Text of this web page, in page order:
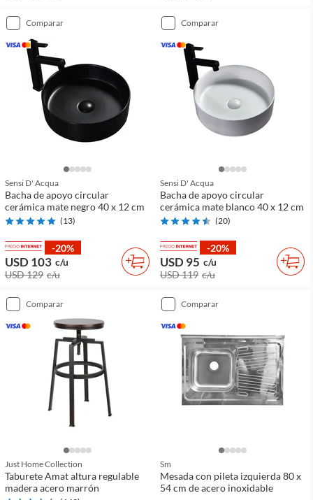
comparar
Sensi D' Acqua
Bacha de apoyo circular
cerámica mate negro 40 x 12 cm
(13)
-20%
USD 103 c/u
USD 129 c/u
comparar
Sensi D' Acqua
Bacha de apoyo circular
cerámica mate blanco 40 x 12 cm
(20)
-20%
USD 95 c/u
USD 119 c/u
comparar
Just Home Collection
Taburete Amat altura regulable
madera acero marrón
comparar
Sm
Mesada con pileta izquierda 80 x
54 cm de acero inoxidable